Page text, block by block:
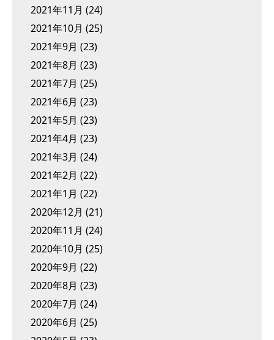
2021年11月 (24)
2021年10月 (25)
2021年9月 (23)
2021年8月 (23)
2021年7月 (25)
2021年6月 (23)
2021年5月 (23)
2021年4月 (23)
2021年3月 (24)
2021年2月 (22)
2021年1月 (22)
2020年12月 (21)
2020年11月 (24)
2020年10月 (25)
2020年9月 (22)
2020年8月 (23)
2020年7月 (24)
2020年6月 (25)